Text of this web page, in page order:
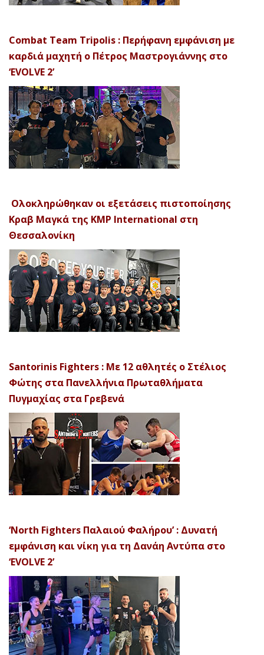
Combat Team Tripolis : Περήφανη εμφάνιση με
καρδιά μαχητή ο Πέτρος Μαστρογιάννης στο
‘EVOLVE 2’
Ολοκληρώθηκαν οι εξετάσεις πιστοποίησης
Κραβ Μαγκά της KMP International στη
Θεσσαλονίκη
Santorinis Fighters : Με 12 αθλητές ο Στέλιος
Φώτης στα Πανελλήνια Πρωταθλήματα
Πυγμαχίας στα Γρεβενά
‘North Fighters Παλαιού Φαλήρου’ : Δυνατή
εμφάνιση και νίκη για τη Δανάη Αντύπα στο
‘EVOLVE 2’